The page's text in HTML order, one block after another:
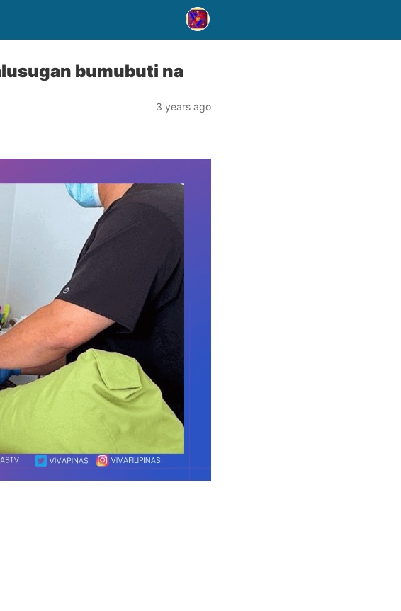
bumubuti na
3 years ago